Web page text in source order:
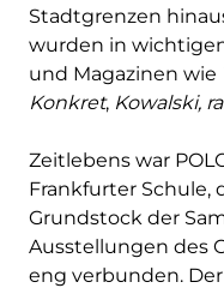
Stadtgrenzen
wurden in
und Magazinen wie
Konkret, Kowalski,
Zeitlebens war
Frankfurter Schule,
Grundstock der
Ausstellungen des
eng verbunden.